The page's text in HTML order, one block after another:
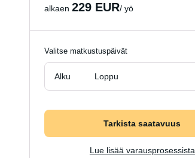
alkaen229 EUR/ yö
Valitse matkustuspäivät
Alku Loppu
Tarkista saatavuus
Lue lisää varausprosessista